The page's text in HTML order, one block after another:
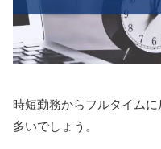
時短勤務からフルタイム
多いでしょう。